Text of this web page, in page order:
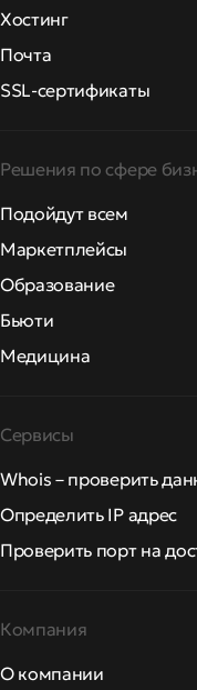
Хостинг
Почта
SSL-сертификаты
Решения по сфере
Подойдут всем
Маркетплейсы
Образование
Бьюти
Медицина
Сервисы
Whois – проверить
Определить IP адрес
Проверить порт на
Компания
О компании